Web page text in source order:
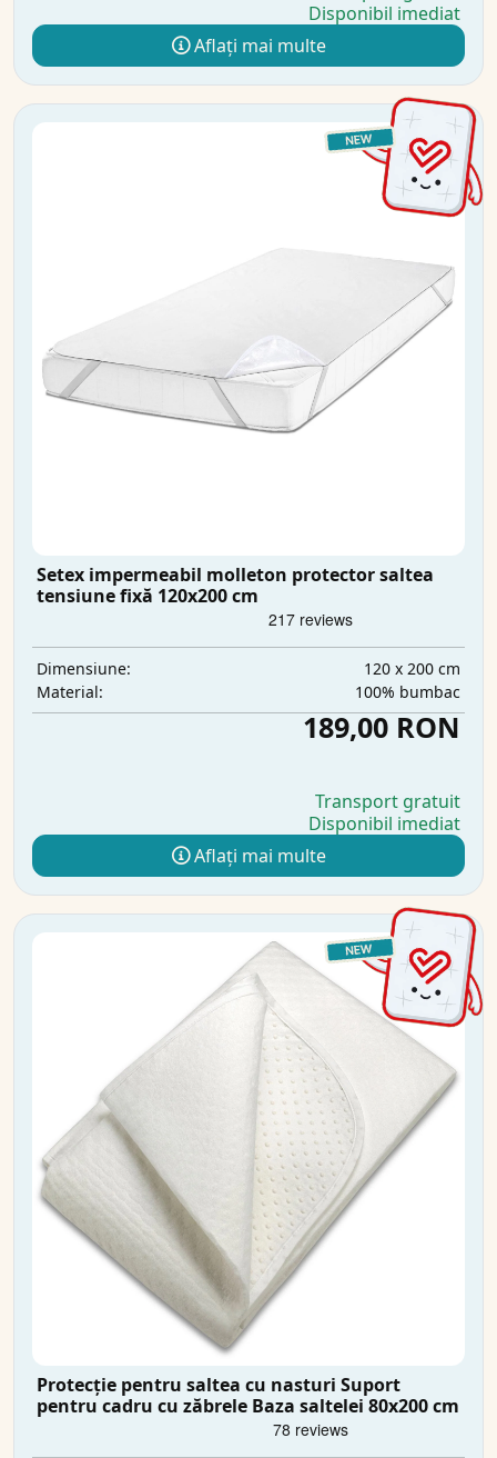
Disponibil imediat
Aflați mai multe
Setex impermeabil molleton protector saltea
tensiune fixă 120x200 cm
Dimensiune:
120 x 200 cm
Material:
100% bumbac
189,00 RON
Transport gratuit
Disponibil imediat
Aflați mai multe
Protecție pentru saltea cu nasturi Suport
pentru cadru cu zăbrele Baza saltelei 80x200 cm